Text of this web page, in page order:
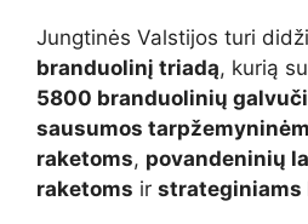
Jungtinės Valstijos turi
branduolinį triadą, kurią
5800 branduolinių
sausumos
raketoms, povandeninių
raketoms ir strateginiams